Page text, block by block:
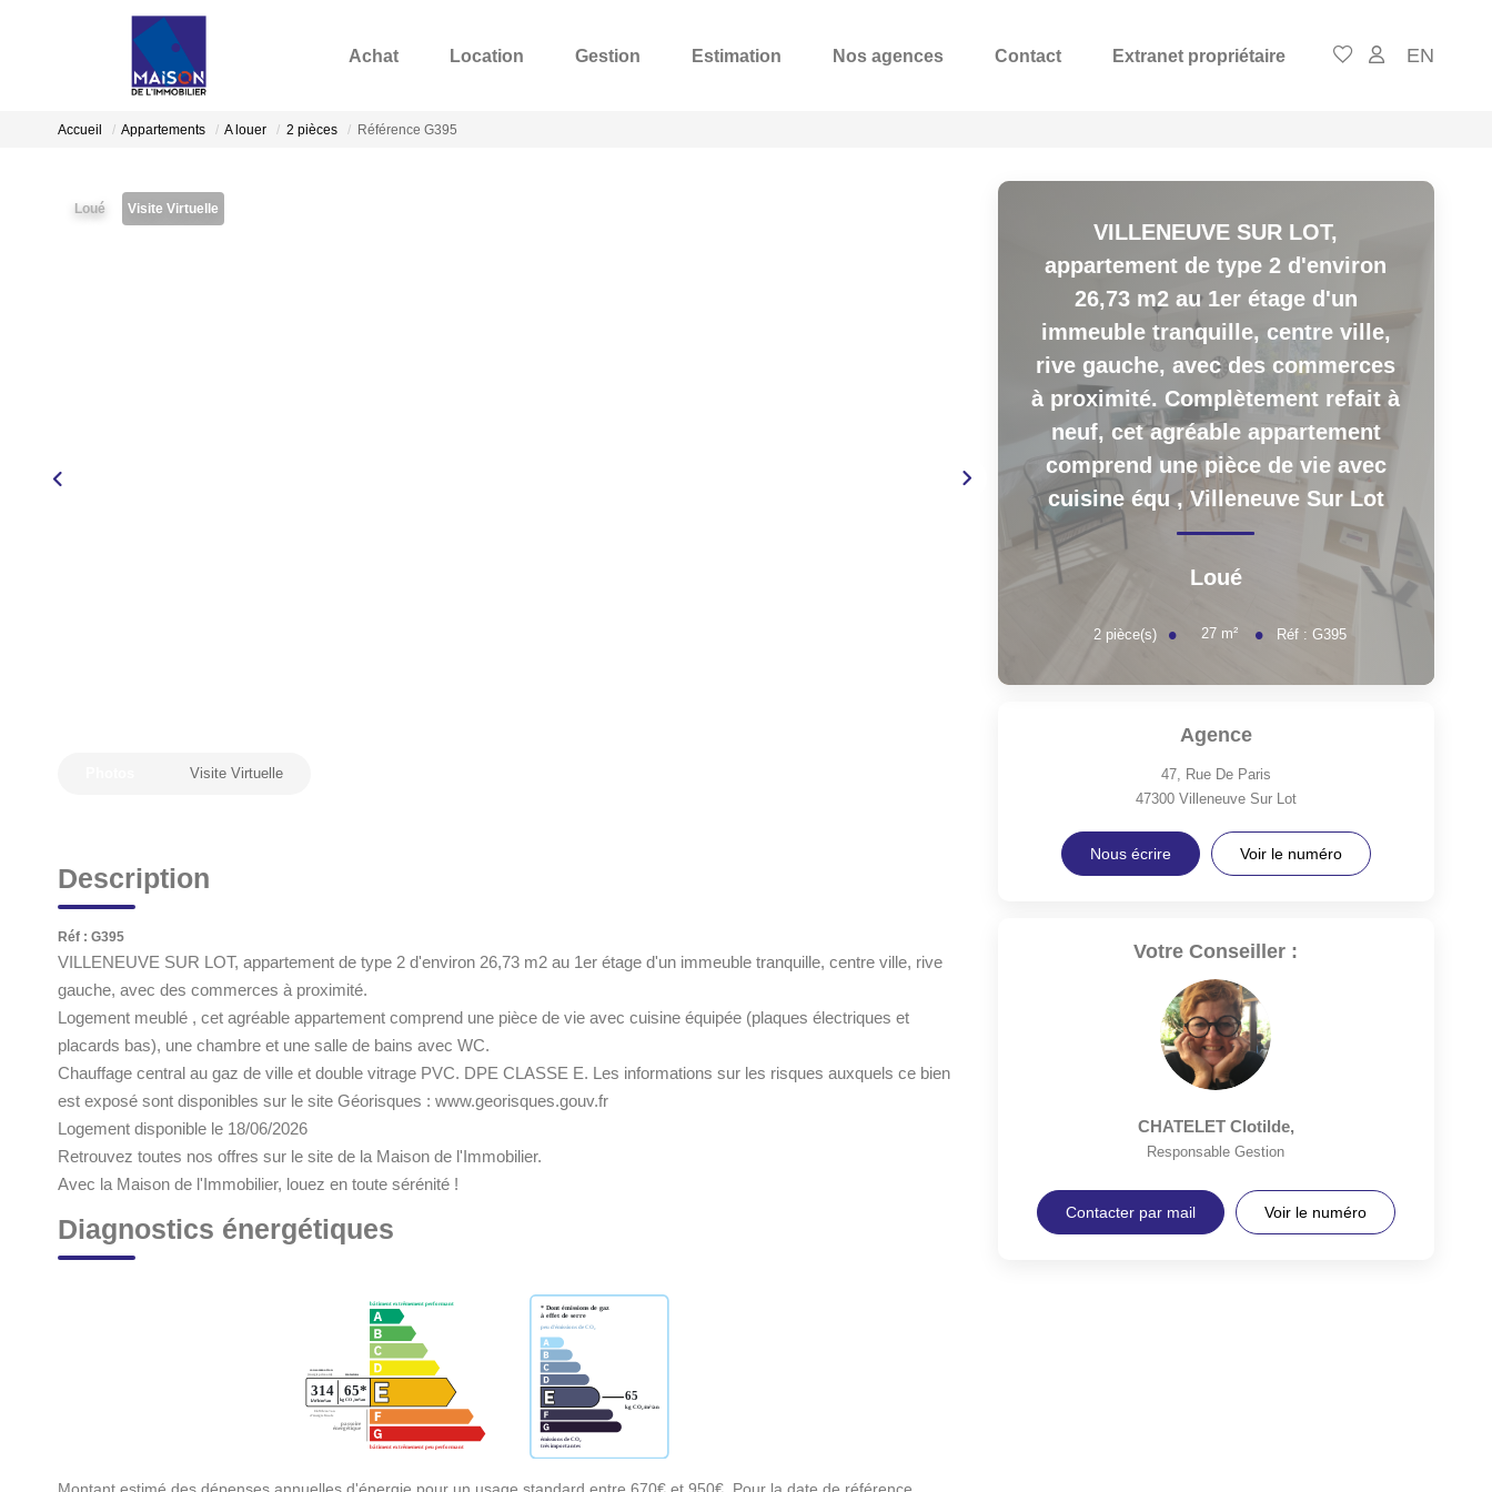
Achat Location Gestion Estimation Nos agences Contact Extranet propriétaire EN
Accueil Appartements A louer 2 pièces Référence G395
Loué Visite Virtuelle
Visite Virtuelle
Description
Réf : G395
VILLENEUVE SUR LOT, appartement de type 2 d'environ 26,73 m2 au 1er étage d'un immeuble tranquille, centre ville, rive
gauche, avec des commerces à proximité.
Logement meublé , cet agréable appartement comprend une pièce de vie avec cuisine équipée (plaques électriques et
placards bas), une chambre et une salle de bains avec WC.
Chauffage central au gaz de ville et double vitrage PVC. DPE CLASSE E. Les informations sur les risques auxquels ce bien
est exposé sont disponibles sur le site Géorisques : www.georisques.gouv.fr
Logement disponible le 18/06/2026
Retrouvez toutes nos offres sur le site de la Maison de l'Immobilier.
Avec la Maison de l'Immobilier, louez en toute sérénité !
Diagnostics énergétiques
VILLENEUVE SUR LOT,
appartement de type 2 d'environ
26,73 m2 au 1er étage d'un
immeuble tranquille, centre ville,
rive gauche, avec des commerces
à proximité. Complètement refait à
neuf, cet agréable appartement
comprend une pièce de vie avec
cuisine équ,Villeneuve Sur Lot
Loué
2 pièce(s) 27 m² Réf :G395
Agence
47, Rue De Paris
47300 Villeneuve Sur Lot
Nous écrire Voir le numéro
Votre Conseiller :
CHATELET Clotilde,
Responsable Gestion
Contacter par mail Voir le numéro